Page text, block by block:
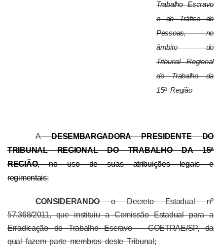
Trabalho Escravo
e do Tráfico de
Pessoas, no
âmbito do
Tribunal Regional
do Trabalho da
15ª Região
ADESEMBARGADORA PRESIDENTE DO
TRIBUNAL REGIONAL DO TRABALHO DA 15ª
REGIÃO, no uso de suas atribuições legais e
regimentais;
CONSIDERANDOo Decreto Estadual nº
57.368/2011, que instituiu a Comissão Estadual para a
Erradicação do Trabalho Escravo – COETRAE/SP, da
qual fazem parte membros deste Tribunal;